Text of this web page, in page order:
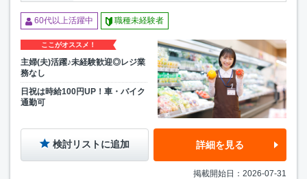
60代以上活躍中 職種未経験者
ここがオススメ！
主婦(夫)活躍♪未経験歓迎◎レジ業
務なし
日祝は時給100円UP！車・バイク
通勤可
検討リストに追加 詳細を見る
掲載開始日：2026-07-31